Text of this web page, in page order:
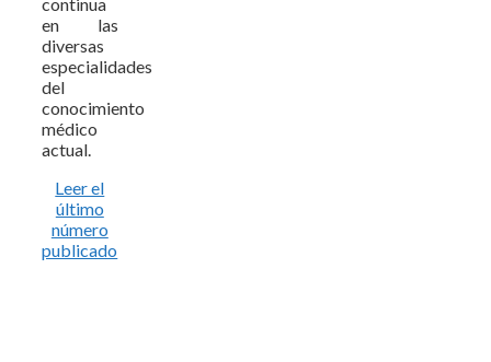
en las
diversas
especialidades
del
conocimiento
médico
actual.
Leer el
último
número
publicado